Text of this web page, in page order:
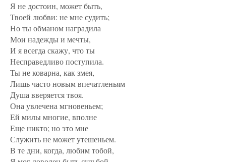
Я не достоин, может быть,
Твоей любви: не мне судить;
Но ты обманом наградила
Мои надежды и мечты,
И я всегда скажу, что ты
Несправедливо поступила.
Ты не коварна, как змея,
Лишь часто новым впечатленьям
Душа вверяется твоя.
Она увлечена мгновеньем;
Ей милы многие, вполне
Еще никто; но это мне
Служить не может утешеньем.
В те дни, когда, любим тобой,